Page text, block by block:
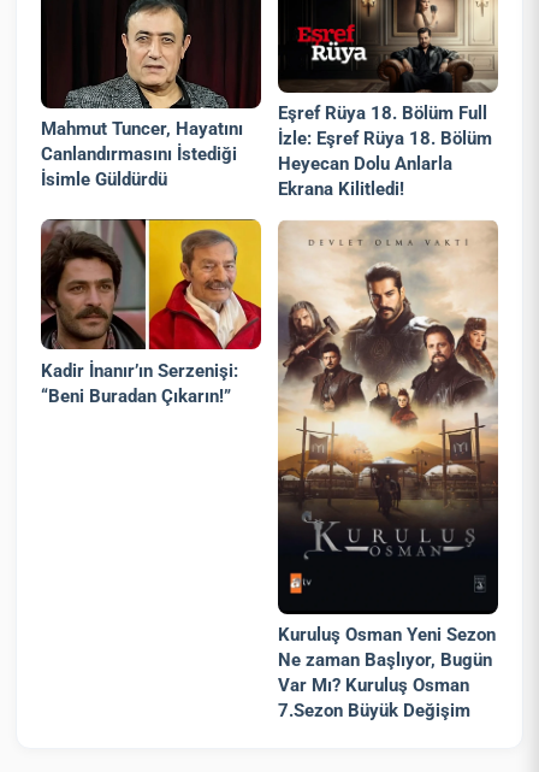
Mahmut Tuncer, Hayatını
Canlandırmasını İstediği
İsimle Güldürdü
Eşref Rüya 18. Bölüm Full
İzle: Eşref Rüya 18. Bölüm
Heyecan Dolu Anlarla
Ekrana Kilitledi!
Kadir İnanır’ın Serzenişi:
“Beni Buradan Çıkarın!”
Kuruluş Osman Yeni Sezon
Ne zaman Başlıyor, Bugün
Var Mı? Kuruluş Osman
7.Sezon Büyük Değişim